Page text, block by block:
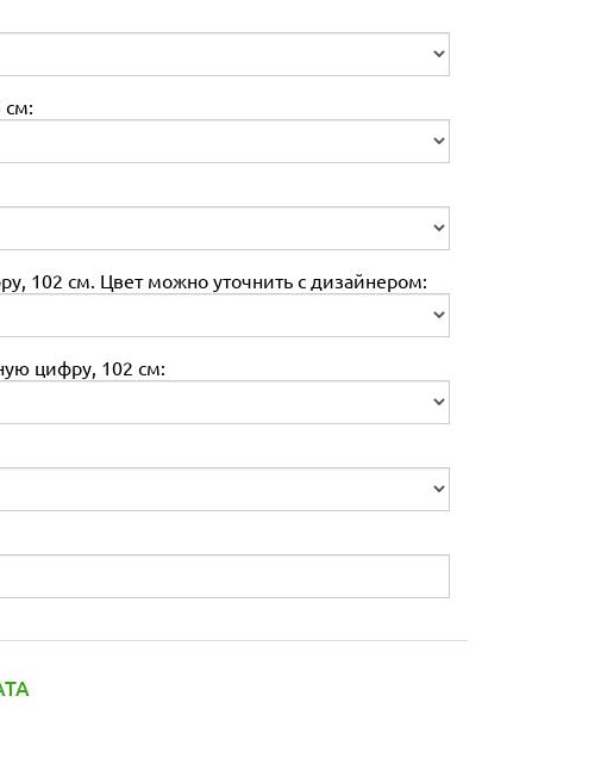
см:
102 см. Цвет можно уточнить с дизайнером:
цифру, 102 см: